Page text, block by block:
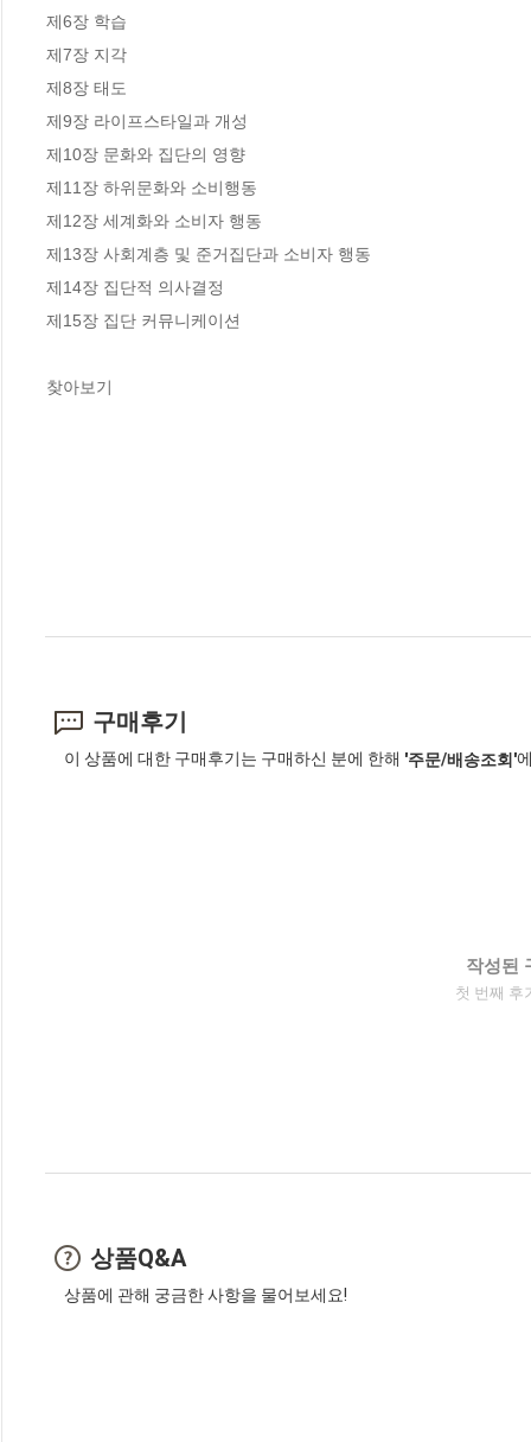
제6장 학습
제7장 지각
제8장 태도
제9장 라이프스타일과 개성
제10장 문화와 집단의 영향
제11장 하위문화와 소비행동
제12장 세계화와 소비자 행동
제13장 사회계층 및 준거집단과 소비자 행동
제14장 집단적 의사결정
제15장 집단 커뮤니케이션
찾아보기
구매후기
이 상품에 대한 구매후기는 구매하신 분에 한해 '주문/배송조회'
작성된
첫 번째 후
상품Q&A
상품에 관해 궁금한 사항을 물어보세요!